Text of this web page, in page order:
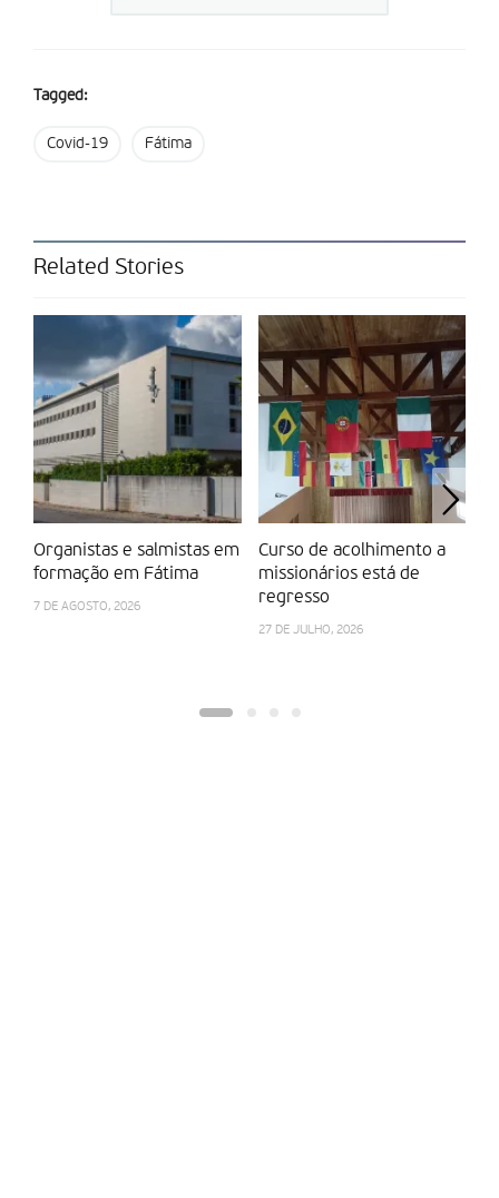
Tagged:
Covid-19 Fátima
Related Stories
Organistas e salmistas em
formação em Fátima
7 DE AGOSTO, 2026
Curso de acolhimento a
missionários está de
regresso
27 DE JULHO, 2026